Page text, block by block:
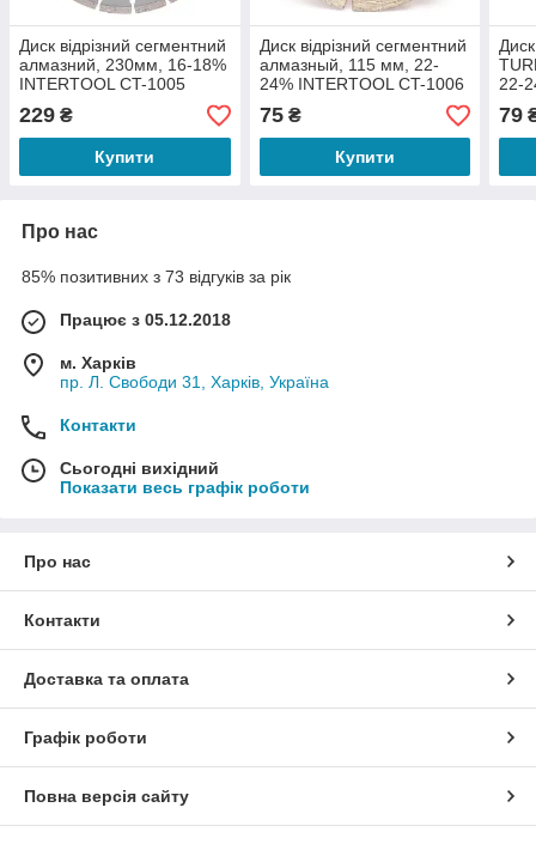
Диск відрізний сегментний
алмазний, 230мм, 16-18%
INTERTOOL CT-1005
229 ₴
Купити
Диск відрізний сегментний
алмазный, 115 мм, 22-
24% INTERTOOL CT-1006
75₴
Купити
22-
79
Про нас
85% позитивних з 73 відгуків за рік
Працює з 05.12.2018
м. Харків
пр. Л. Свободи 31, Харків, Україна
Контакти
Сьогодні вихідний
Показати весь графік роботи
Про нас
Контакти
Доставка та оплата
Графік роботи
Повна версія сайту